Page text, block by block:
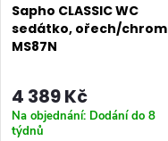
Sapho CLASSIC WC
sedátko, ořech/chrom
MS87N
4 389 Kč
Na objednání: Dodání do 8
týdnů